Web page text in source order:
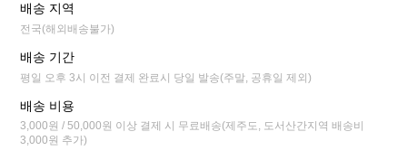
배송 지역
전국(해외배송불가)
배송 기간
평일 오후 3시 이전 결제 완료시 당일 발송(주말, 공휴일 제외)
배송 비용
3,000원 / 50,000원 이상 결제 시 무료배송(제주도, 도서산간지역 배송비
3,000원 추가)